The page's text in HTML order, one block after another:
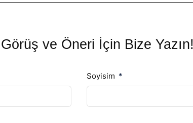
ve Öneri İçin Bize Yazın!
Soyisim